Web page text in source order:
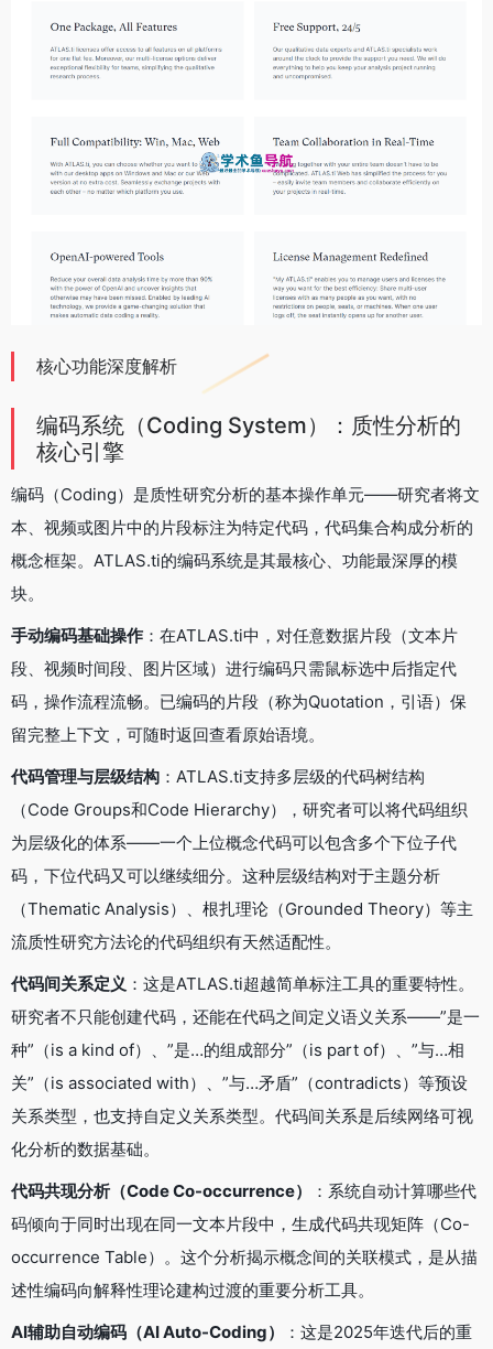
核心功能深度解析
编码系统（Coding System）：质性分析的
核心引擎
编码（Coding）是质性研究分析的基本操作单元——研究者将文
本、视频或图片中的片段标注为特定代码，代码集合构成分析的
概念框架。ATLAS.ti的编码系统是其最核心、功能最深厚的模
块。
手动编码基础操作 ：在ATLAS.ti中，对任意数据片段（文本片
段、视频时间段、图片区域）进行编码只需鼠标选中后指定代
码，操作流程流畅。已编码的片段（称为Quotation，引语）保
留完整上下文，可随时返回查看原始语境。
代码管理与层级结构 ：ATLAS.ti支持多层级的代码树结构
（Code Groups和Code Hierarchy），研究者可以将代码组织
为层级化的体系——一个上位概念代码可以包含多个下位子代
码，下位代码又可以继续细分。这种层级结构对于主题分析
（Thematic Analysis）、根扎理论（Grounded Theory）等主
流质性研究方法论的代码组织有天然适配性。
代码间关系定义 ：这是ATLAS.ti超越简单标注工具的重要特性。
研究者不只能创建代码，还能在代码之间定义语义关系——”是一
种”（is a kind of）、”是…的组成部分”（is part of）、”与…相
关”（is associated with）、”与…矛盾”（contradicts）等预设
关系类型，也支持自定义关系类型。代码间关系是后续网络可视
化分析的数据基础。
代码共现分析（Code Co-occurrence）
：系统自动计算哪些代
码倾向于同时出现在同一文本片段中，生成代码共现矩阵（Co-
occurrence Table）。这个分析揭示概念间的关联模式，是从描
述性编码向解释性理论建构过渡的重要分析工具。
AI辅助自动编码（AI Auto-Coding）
：这是2025年迭代后的重